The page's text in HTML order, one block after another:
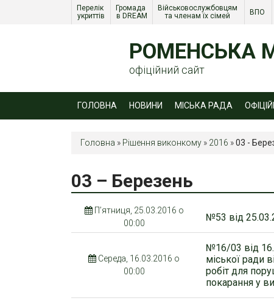
Перелік
укриттів
Громада
в DREAM
Військовослужбовцям
та членам їх сімей
ВПО
РОМЕНСЬКА
офіційний сайт
ГОЛОВНА НОВИНИ МІСЬКА РАДА
Головна » Рішення виконкому » 2016 »03 -
03 – Березень
П’ятниця, 25.03.2016 о
00:00
№53 від
Середа, 16.03.2016 о
00:00
№16/03 від
міської ради
робіт для
покарання у